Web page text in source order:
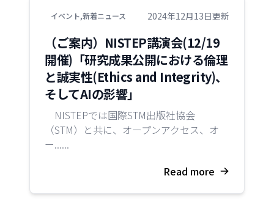
イベント,新着ニュース 2024年12月13日更新
（ご案内）NISTEP講演会(12/19
開催)「研究成果公開における倫理
と誠実性(Ethics and Integrity)、
そしてAIの影響」
NISTEPでは国際STM出版社協会
（STM）と共に、オープンアクセス、オ
ー......
Read more